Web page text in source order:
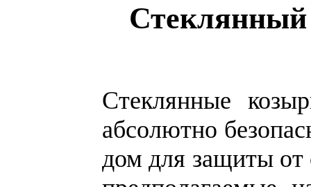
Стеклянный
Стеклянные
абсолютно
дом для защиты от